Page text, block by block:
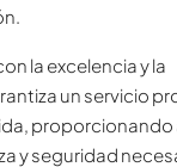
la excelencia y la
un servicio
proporcionando
y seguridad